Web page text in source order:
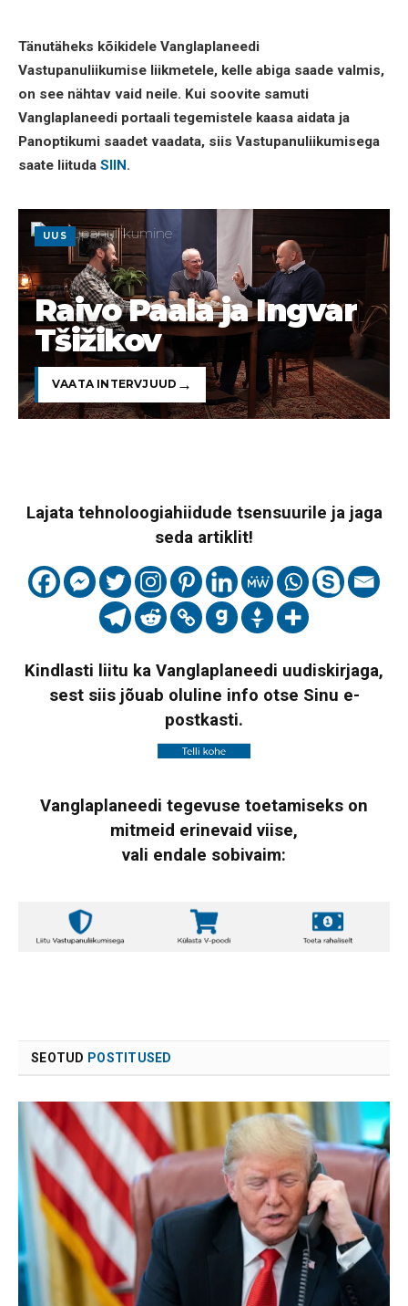
Tänutäheks kõikidele Vanglaplaneedi
Vastupanuliikumise liikmetele, kelle abiga saade valmis,
on see nähtav vaid neile. Kui soovite samuti
Vanglaplaneedi portaali tegemistele kaasa aidata ja
Panoptikumi saadet vaadata, siis Vastupanuliikumisega
saate liituda SIIN.
UUS
Raivo Paala ja Ingvar
Tšižikov
VAATA INTERVJUUD
Lajata tehnoloogiahiidude tsensuurile ja jaga
seda artiklit!
Kindlasti liitu ka Vanglaplaneedi uudiskirjaga,
sest siis jõuab oluline info otse Sinu e-
postkasti.
Vanglaplaneedi tegevuse toetamiseks on
mitmeid erinevaid viise,
vali endale sobivaim:
SEOTUD POSTITUSED